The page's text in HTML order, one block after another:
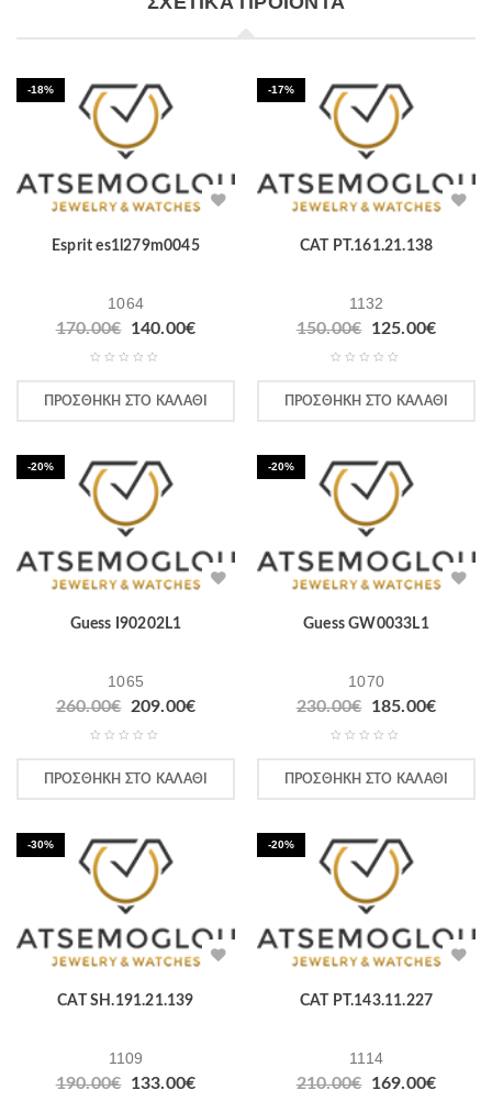
-18%
Esprit es1l279m0045
1064
170.00€ 140.00€
ΠΡΟΣΘΉΚΗ ΣΤΟ ΚΑΛΆΘΙ
-17%
CAT PT.161.21.138
1132
150.00€ 125.00€
ΠΡΟΣΘΉΚΗ ΣΤΟ ΚΑΛΆΘΙ
-20%
Guess I90202L1
1065
260.00€ 209.00€
ΠΡΟΣΘΉΚΗ ΣΤΟ ΚΑΛΆΘΙ
-20%
Guess GW0033L1
1070
230.00€ 185.00€
ΠΡΟΣΘΉΚΗ ΣΤΟ ΚΑΛΆΘΙ
-30%
CAT SH.191.21.139
1109
190.00€ 133.00€
-20%
CAT PT.143.11.227
1114
210.00€ 169.00€